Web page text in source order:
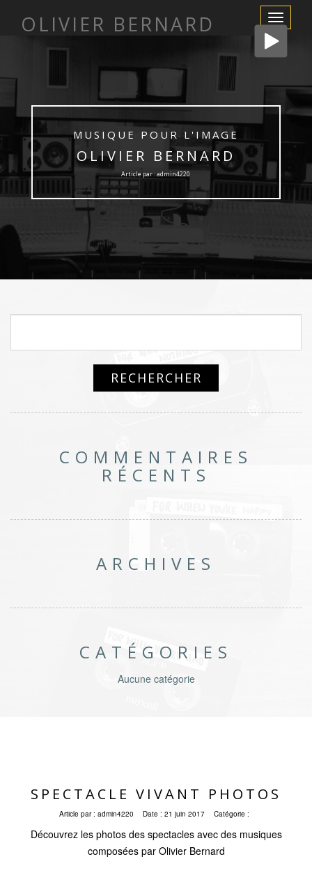
Afficher/
la
navigation
OLIVIER BERNARD
MUSIQUE POUR L'IMAGE
OLIVIER BERNARD
Article par : admin4220
COMMENTAIRES
RÉCENTS
ARCHIVES
CATÉGORIES
Aucune catégorie
SPECTACLE VIVANT PHOTOS
Article par : admin4220 Date : 21 juin 2017 Catégorie :
Découvrez les photos des spectacles avec des musiques
composées par Olivier Bernard